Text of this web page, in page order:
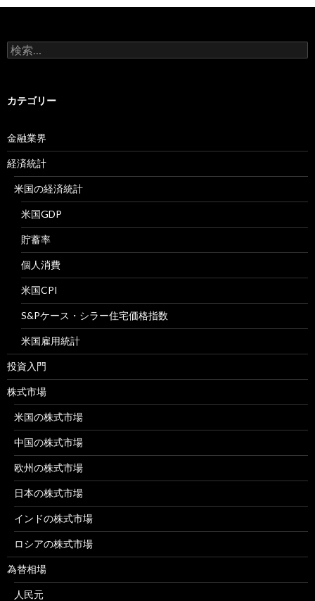
検
索:
カテゴリー
金融業界
経済統計
米国の経済統計
米国GDP
貯蓄率
個人消費
米国CPI
S&Pケース・シラー住宅価格指数
米国雇用統計
投資入門
株式市場
米国の株式市場
中国の株式市場
欧州の株式市場
日本の株式市場
インドの株式市場
ロシアの株式市場
為替相場
人民元